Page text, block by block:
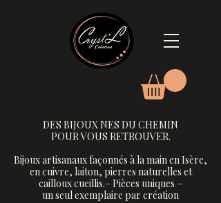
DES BIJOUX NES DU CHEMIN
POUR VOUS RETROUVER.
Bijoux artisanaux façonnés à la main en Isère, en cuivre,
laiton, pierres naturelles et cailloux cueillis. Pièces uniques –
DES BIJOUX NES DU CHEMIN
POUR VOUS RETROUVER.
Bijoux artisanaux façonnés à la main en Isère,
en cuivre, laiton, pierres naturelles et
cailloux cueillis.– Pièces uniques –
un seul exemplaire par création